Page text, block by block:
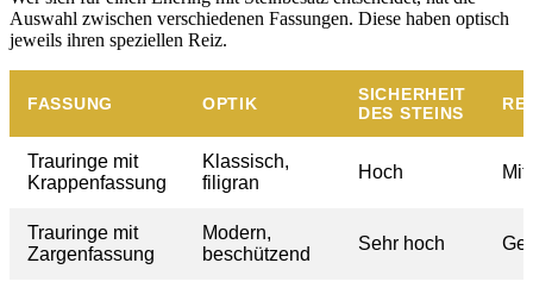
Auswahl zwischen verschiedenen Fassungen. Diese haben optisch
jeweils ihren speziellen Reiz.
FASSUNG OPTIK
SICHERHEIT
DES STEINS
Trauringe mit
Krappenfassung
Klassisch,
filigran
Hoch
Trauringe mit
Zargenfassung
Modern,
beschützend
Sehr hoch